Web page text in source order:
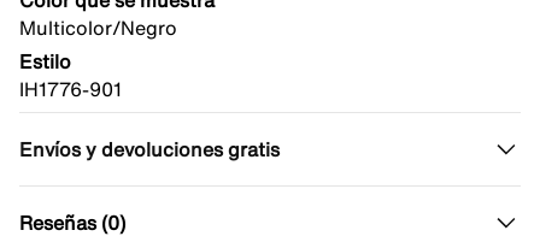
Multicolor/Negro
Estilo
IH1776-901
Envíos y devoluciones gratis
Reseñas (0)